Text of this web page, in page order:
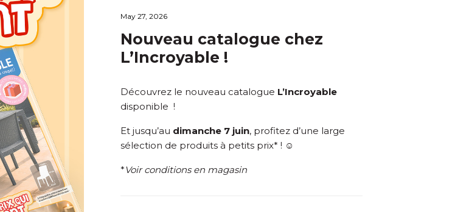
May 27, 2026
Nouveau catalogue chez
L’Incroyable !
Découvrez le nouveau catalogue L’Incroyable
disponible !
Et jusqu’au dimanche 7 juin, profitez d’une large
sélection de produits à petits prix* ! ☺️
*Voir conditions en magasin